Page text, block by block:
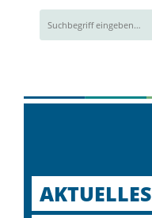
AKTUELLES